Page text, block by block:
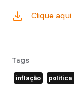
Clique
Tags
inflação política